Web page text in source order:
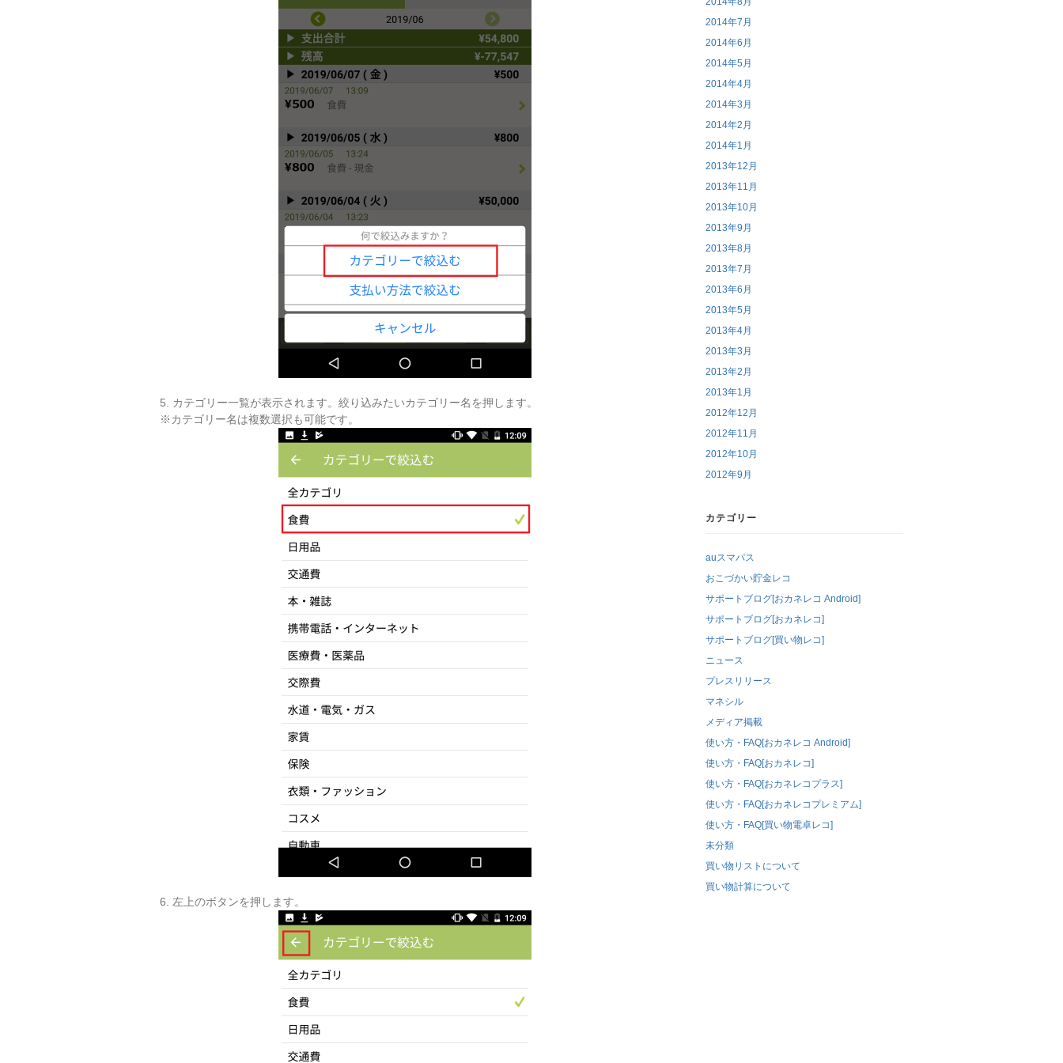
5. カテゴリー一覧が表示されます。絞り込みたいカテゴリー名を押します。
※カテゴリー名は複数選択も可能です。
6. 左上のボタンを押します。
2014年7月
2014年6月
2014年5月
2014年4月
2014年3月
2014年2月
2014年1月
2013年12月
2013年11月
2013年10月
2013年9月
2013年8月
2013年7月
2013年6月
2013年5月
2013年4月
2013年3月
2013年2月
2013年1月
2012年12月
2012年11月
2012年10月
2012年9月
カテゴリー
auスマパス
おこづかい貯金レコ
サポートブログ[おカネレコ Android]
サポートブログ[おカネレコ]
サポートブログ[買い物レコ]
ニュース
プレスリリース
マネシル
メディア掲載
使い方・FAQ[おカネレコ Android]
使い方・FAQ[おカネレコ]
使い方・FAQ[おカネレコプラス]
使い方・FAQ[おカネレコプレミアム]
使い方・FAQ[買い物電卓レコ]
未分類
買い物リストについて
買い物計算について